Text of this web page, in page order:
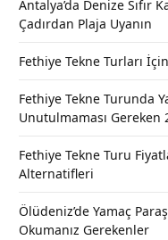
Antalya’da Denize Sıfır
Çadırdan Plaja Uyanın
Fethiye Tekne Turları
Fethiye Tekne Turunda
Unutulmaması Gereken
Fethiye Tekne Turu
Alternatifleri
Ölüdeniz’de Yamaç
Okumanız Gerekenler